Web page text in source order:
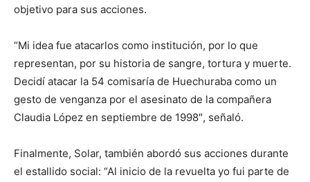
objetivo para sus acciones.
“Mi idea fue atacarlos como institución, por lo que
representan, por su historia de sangre, tortura y muerte.
Decidí atacar la 54 comisaría de Huechuraba como un
gesto de venganza por el asesinato de la compañera
Claudia López en septiembre de 1998″, señaló.
Finalmente, Solar, también abordó sus acciones durante
el estallido social: “Al inicio de la revuelta yo fui parte de